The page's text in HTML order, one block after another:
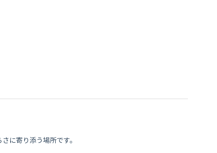
に寄り添う場所です。